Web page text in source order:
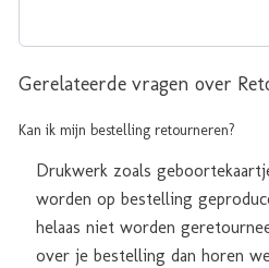
Gerelateerde vragen over
Kan ik mijn bestelling retourneren?
Drukwerk zoals
worden op bestelling
helaas niet worden
over je bestelling dan horen